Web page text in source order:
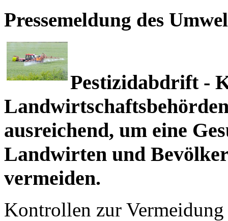
Pressemeldung des
Pestizidabdrift -
ausreichend, um eine
Landwirten und
vermeiden.
Kontrollen zur